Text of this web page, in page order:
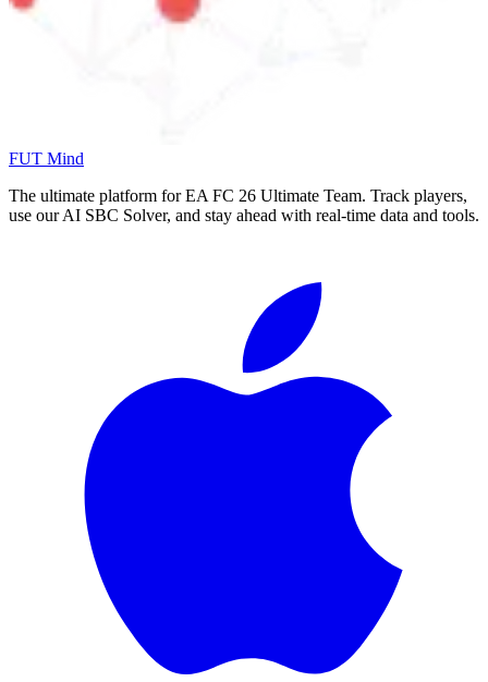
FUT Mind
The ultimate platform for EA FC 26 Ultimate Team. Track players,
use our AI SBC Solver, and stay ahead with real-time data and tools.